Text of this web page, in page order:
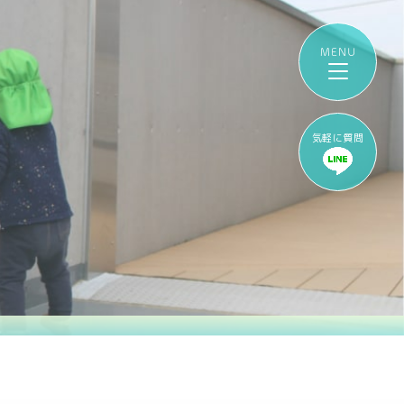
気軽に質問